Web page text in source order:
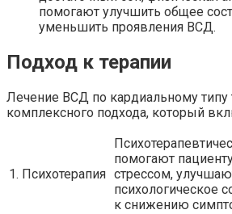
помогают улучшить общее
уменьшить проявления ВСД.
Подход к терапии
Лечение ВСД по кардиальному типу
комплексного подхода, который
1. Психотерапия
помогают
стрессом,
психологическое
к снижению